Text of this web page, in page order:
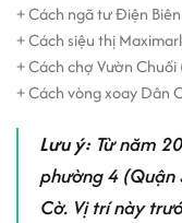
+ Cách ngã tư Điện
+ Cách siệu thị
+ Cách chợ Vườn
+ Cách vòng xoay Dân
Lưu ý: Từ năm
phường 4 (Quận
Cờ. Vị trí này